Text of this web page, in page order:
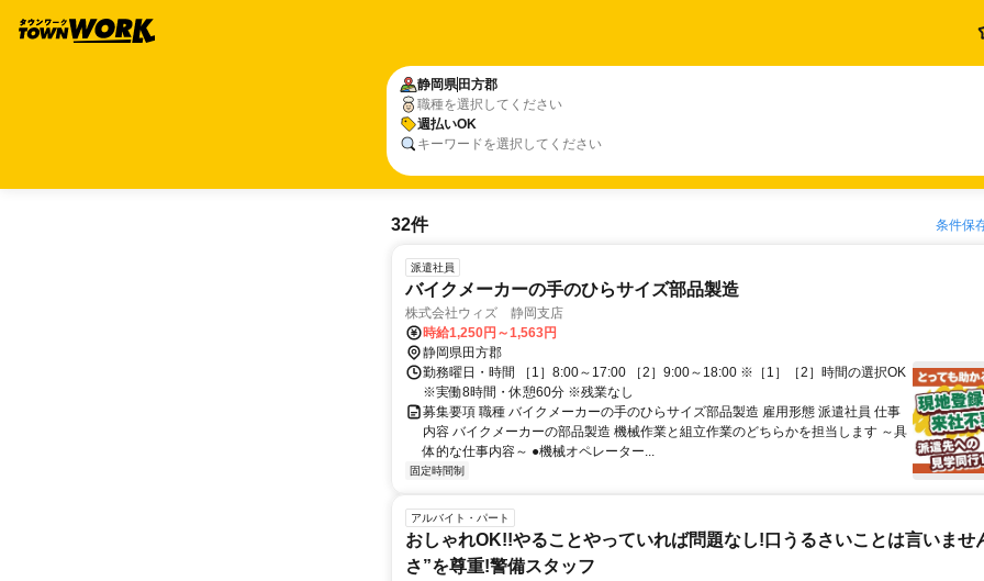
静岡県 田方郡
職種を選択してください
週払いOK
キーワードを選択してください
32件 条件保
派遣社員
バイクメーカーの手のひらサイズ部品製造
株式会社ウィズ 静岡支店
時給1,250円～1,563円
静岡県田方郡
勤務曜日・時間 ［1］8:00～17:00 ［2］9:00～18:00 ※［1］［2］時間の選択OK
※実働8時間・休憩60分 ※残業なし
募集要項 職種 バイクメーカーの手のひらサイズ部品製造 雇用形態 派遣社員 仕事
内容 バイクメーカーの部品製造 機械作業と組立作業のどちらかを担当します ～具
体的な仕事内容～ ●機械オペレーター...
固定時間制
アルバイト・パート
おしゃれOK!!やることやっていれば問題なし!口うるさいことは言いませ
さ”を尊重!警備スタッフ